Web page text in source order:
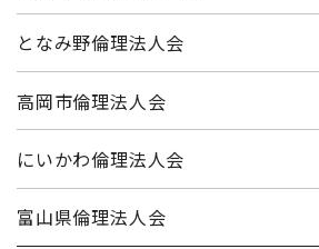
となみ野倫理法人会
高岡市倫理法人会
にいかわ倫理法人会
富山県倫理法人会